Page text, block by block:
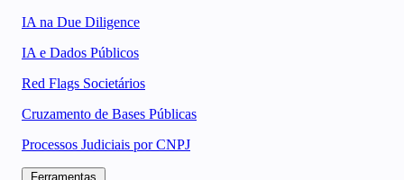
IA na Due Diligence
IA e Dados Públicos
Red Flags Societários
Cruzamento de Bases Públicas
Processos Judiciais por CNPJ